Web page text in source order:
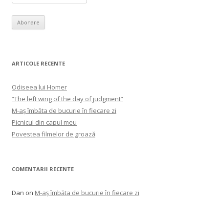
ARTICOLE RECENTE
Odiseea lui Homer
“The left wing of the day of judgment”
M-aș îmbăta de bucurie în fiecare zi
Picnicul din capul meu
Povestea filmelor de groază
COMENTARII RECENTE
Dan on M-aș îmbăta de bucurie în fiecare zi